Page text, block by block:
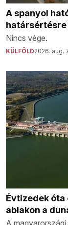
A spanyol
Nincs vége.
KÜLFÖLD2026. aug.
Évtizedek
ablakon a